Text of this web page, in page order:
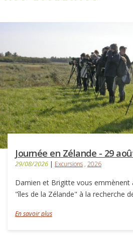
Journée en Zélande - 29
29/08/2026 | Excursions , 2026
Damien et Brigitte vous emmènent
"îles de la Zélande" à la recherche
En savoir plus